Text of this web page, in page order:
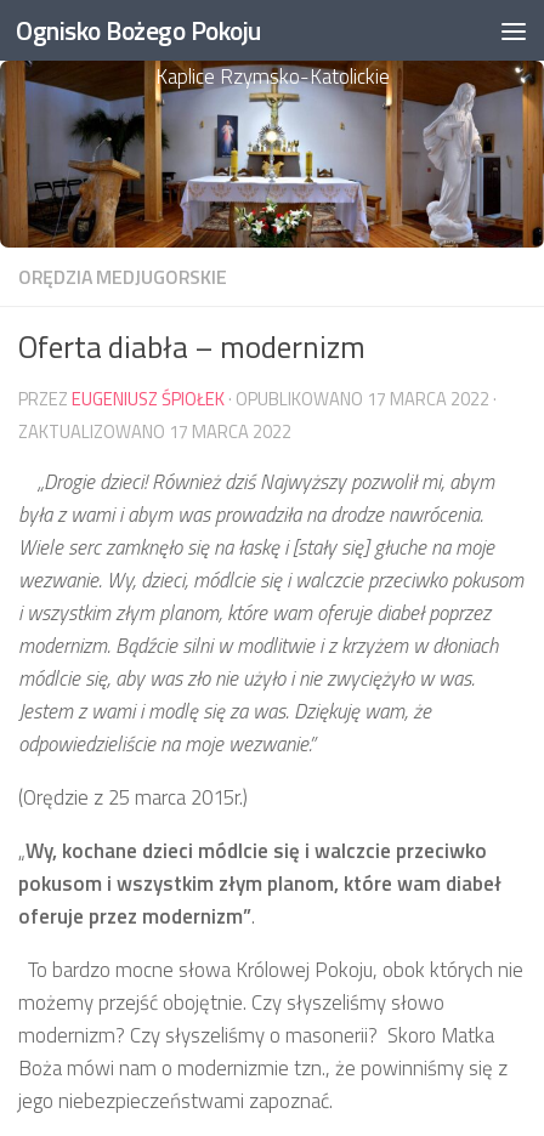
Przejdź do treści
Ognisko Bożego Pokoju
Kaplice Rzymsko-Katolickie
ORĘDZIA MEDJUGORSKIE
Oferta diabła – modernizm
PRZEZEUGENIUSZ ŚPIOŁEK· OPUBLIKOWANO 17 MARCA 2022 ·
ZAKTUALIZOWANO 17 MARCA 2022
„Drogie dzieci! Również dziś Najwyższy pozwolił mi, abym
była z wami i abym was prowadziła na drodze nawrócenia.
Wiele serc zamknęło się na łaskę i [stały się] głuche na moje
wezwanie. Wy, dzieci, módlcie się i walczcie przeciwko pokusom
i wszystkim złym planom, które wam oferuje diabeł poprzez
modernizm. Bądźcie silni w modlitwie i z krzyżem w dłoniach
módlcie się, aby was zło nie użyło i nie zwyciężyło w was.
Jestem z wami i modlę się za was. Dziękuję wam, że
odpowiedzieliście na moje wezwanie.”
(Orędzie z 25 marca 2015r.)
„Wy, kochane dzieci módlcie się i walczcie przeciwko
pokusom i wszystkim złym planom, które wam diabeł
oferuje przez modernizm”.
To bardzo mocne słowa Królowej Pokoju, obok których nie
możemy przejść obojętnie. Czy słyszeliśmy słowo
modernizm? Czy słyszeliśmy o masonerii? Skoro Matka
Boża mówi nam o modernizmie tzn., że powinniśmy się z
jego niebezpieczeństwami zapoznać.